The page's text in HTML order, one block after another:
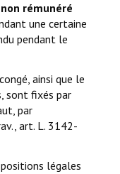
rémunéré
une certaine
pendant le
ainsi que le
sont fixés par
par
art. L. 3142-
légales